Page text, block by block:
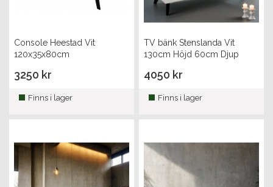
Console Heestad Vit
120x35x80cm
3250 kr
Finns i lager
TV bänk Stenslanda Vit
130cm Höjd 60cm Djup
4050 kr
Finns i lager